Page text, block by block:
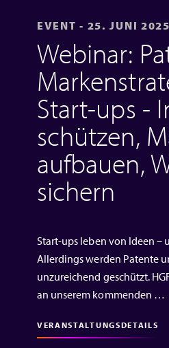
EVENT - 25. JUNI 2025
Webinar:
Start-ups -
schützen,
aufbauen,
sichern
Start-ups leben von Ideen –
Allerdings werden Patente
unzureichend geschützt.
an unserem kommenden …
VERANSTALTUNGSDETAILS